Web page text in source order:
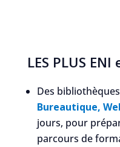
LES PLUS
Des
Bureautique,
jours, pour
parcours de